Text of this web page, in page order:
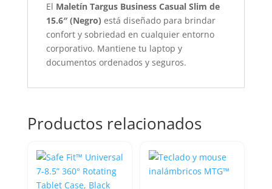
El Maletín Targus Business Casual Slim de
15.6″ (Negro) está diseñado para brindar
confort y sobriedad en cualquier entorno
corporativo. Mantiene tu laptop y
documentos ordenados y seguros.
Productos relacionados